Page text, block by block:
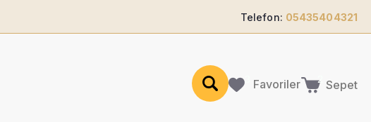
Telefon: 05435404321
Favoriler Sepet